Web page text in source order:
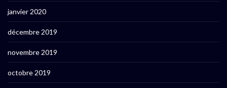
janvier 2020
décembre 2019
novembre 2019
octobre 2019